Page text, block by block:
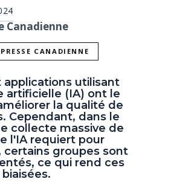
Canadienne
CANADIENNE
applications utilisant
artificielle (IA) ont le
la qualité de
Cependant, dans le
collecte massive de
l'IA requiert pour
groupes sont
ce qui rend ces